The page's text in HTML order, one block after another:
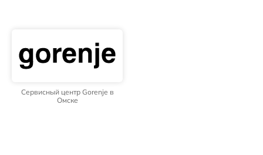
Сервисный центр Gorenje в
Омске